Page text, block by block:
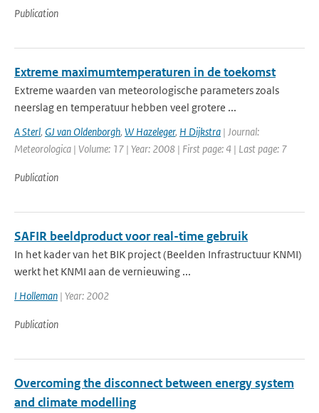
Publication
Extreme maximumtemperaturen in de toekomst
Extreme waarden van meteorologische parameters zoals
neerslag en temperatuur hebben veel grotere ...
A Sterl, GJ van Oldenborgh, W Hazeleger, H Dijkstra | Journal:
Meteorologica | Volume: 17 | Year: 2008 | First page: 4 | Last page: 7
Publication
SAFIR beeldproduct voor real-time gebruik
In het kader van het BIK project (Beelden Infrastructuur KNMI)
werkt het KNMI aan de vernieuwing ...
I Holleman | Year: 2002
Publication
Overcoming the disconnect between energy system
and climate modelling